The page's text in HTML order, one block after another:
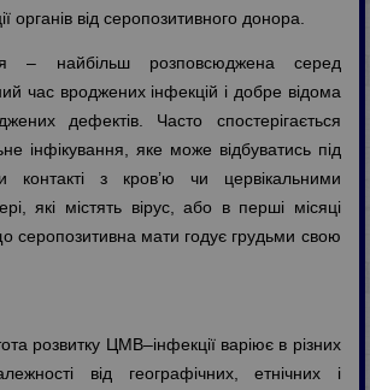
органів від серопозитивного донора.
– найбільш розповсюджена серед
час вроджених інфекцій і добре відома
дефектів. Часто спостерігається
інфікування, яке може відбуватись під
контакті з кров’ю чи цервікальними
які містять вірус, або в перші місяці
серопозитивна мати годує грудьми свою
розвитку ЦМВ–інфекції варіює в різних
від географічних, етнічних і